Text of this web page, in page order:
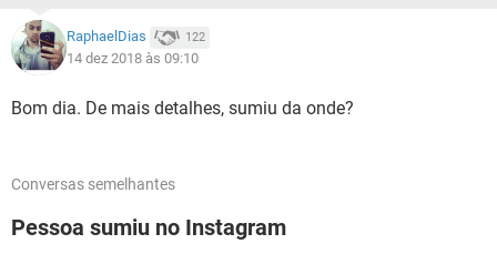
RaphaelDias 122
14 dez 2018 às 09:10
Bom dia. De mais detalhes, sumiu da onde?
Conversas semelhantes
Pessoa sumiu no Instagram